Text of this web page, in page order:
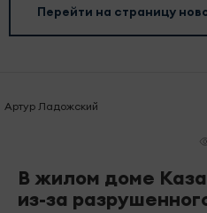
Перейти на страницу
Артур Ладожский
В жилом доме
из-за